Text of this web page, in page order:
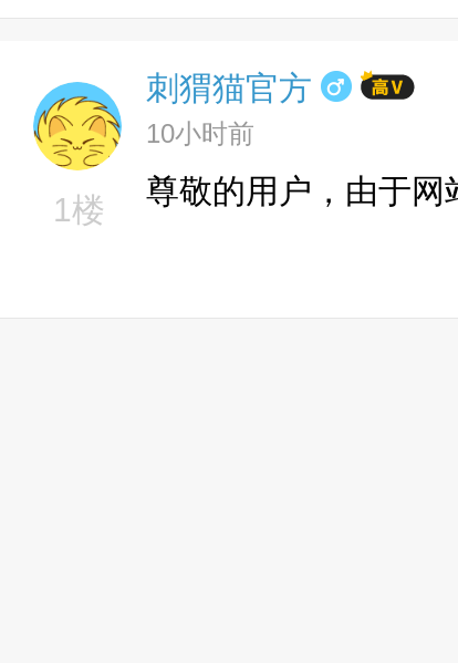
1楼
刺猬猫官方
10小时前
尊敬的用户，由于网